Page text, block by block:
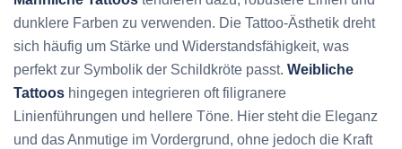
dunklere Farben zu verwenden. Die Tattoo-Ästhetik dreht
sich häufig um Stärke und Widerstandsfähigkeit, was
perfekt zur Symbolik der Schildkröte passt. Weibliche
Tattoos hingegen integrieren oft filigranere
Linienführungen und hellere Töne. Hier steht die Eleganz
und das Anmutige im Vordergrund, ohne jedoch die Kraft